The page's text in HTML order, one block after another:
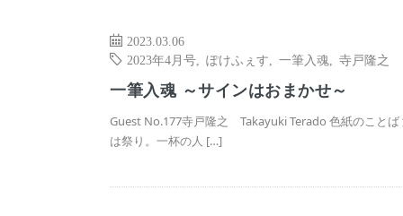
2023.03.06
2023年4月号
ぽけふぇす 一筆入魂 寺戸隆之
一筆入魂 ～サインはおまかせ～
Guest No.177寺戸隆之 Takayuki Terado 色紙のことば
は祭り。一杯の人 […]